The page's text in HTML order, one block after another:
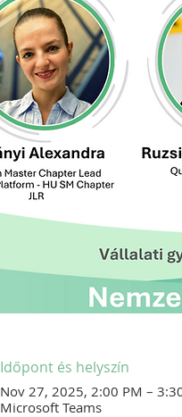
Időpont és helyszín
Nov 27, 2025, 2:00 PM –
Microsoft Teams